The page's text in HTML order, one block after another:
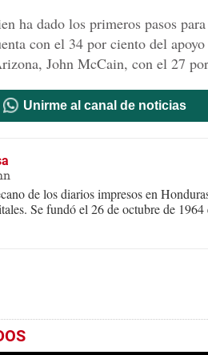
ha dado los primeros pasos
con el 34 por ciento del apoyo
John McCain, con el 27
Unirme al canal de noticias
de los diarios impresos en
Se fundó el 26 de octubre de